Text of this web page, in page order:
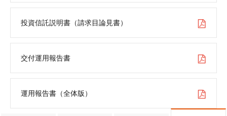
投資信託説明書（請求目論見書）
交付運用報告書
運用報告書（全体版）